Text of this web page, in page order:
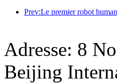
Adresse: 8
Beijing